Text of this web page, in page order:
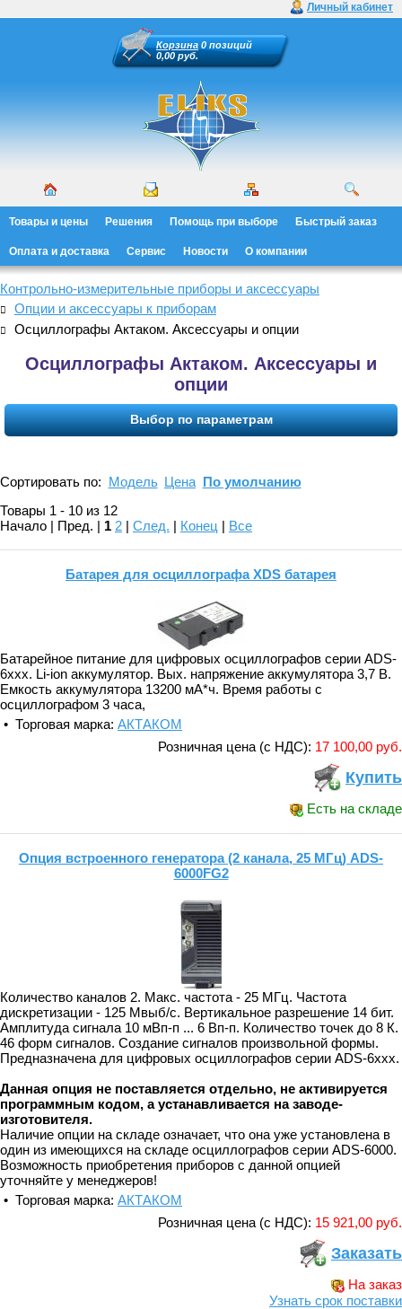
Личный кабинет
Корзина 0 позиций
0,00 руб.
Товары и цены Решения Помощь при выборе Быстрый заказ
Оплата и доставка Сервис Новости О компании
Контрольно-измерительные приборы и аксессуары
Опции и аксессуары к приборам
Осциллографы Актаком. Аксессуары и опции
Осциллографы Актаком. Аксессуары и
опции
Выбор по параметрам
Сортировать по: Модель Цена По умолчанию
Товары 1 - 10 из 12
Начало | Пред. | 1 2 | След. | Конец | Все
Батарея для осциллографа XDS батарея
Батарейное питание для цифровых осциллографов серии ADS-
6xxx. Li-ion аккумулятор. Вых. напряжение аккумулятора 3,7 В.
Емкость аккумулятора 13200 мА*ч. Время работы с
осциллографом 3 часа,
• Торговая марка: АКТАКОМ
Розничная цена (с НДС): 17 100,00 руб.
Купить
Есть на складе
Опция встроенного генератора (2 канала, 25 МГц) ADS-
6000FG2
Количество каналов 2. Макс. частота - 25 МГц. Частота
дискретизации - 125 Мвыб/с. Вертикальное разрешение 14 бит.
Амплитуда сигнала 10 мВп-п ... 6 Вп-п. Количество точек до 8 К.
46 форм сигналов. Создание сигналов произвольной формы.
Предназначена для цифровых осциллографов серии ADS-6xxx.
Данная опция не поставляется отдельно, не активируется
программным кодом, а устанавливается на заводе-
изготовителя.
Наличие опции на складе означает, что она уже установлена в
один из имеющихся на складе осциллографов серии ADS-6000.
Возможность приобретения приборов с данной опцией
уточняйте у менеджеров!
• Торговая марка: АКТАКОМ
Розничная цена (с НДС): 15 921,00 руб.
Заказать
На заказ
Узнать срок поставки